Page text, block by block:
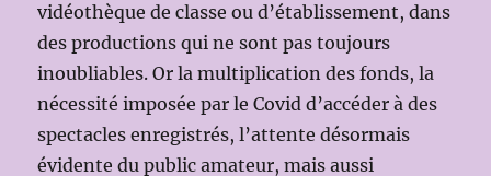
vidéothèque de classe ou d’établissement, dans
des productions qui ne sont pas toujours
inoubliables. Or la multiplication des fonds, la
nécessité imposée par le Covid d’accéder à des
spectacles enregistrés, l’attente désormais
évidente du public amateur, mais aussi